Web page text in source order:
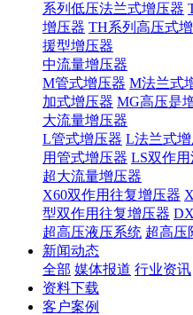
系列低压法兰式增压器
增压器 TH系列高压式
援型增压器
中流量增压器
M管式增压器 M法兰式
加式增压器 MG高压是
大流量增压器
L管式增压器 L法兰式
用管式增压器 LS双作
超大流量增压器
X60双作用往复增压器
型双作用往复增压器
超高压液压系统 超高压
新闻动态
全部 媒体报道 行业资讯
资料下载
客户案例